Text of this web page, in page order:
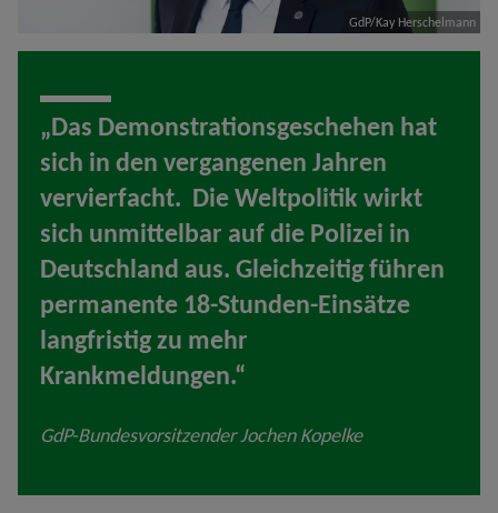
GdP/Kay Herschelmann
„Das Demonstrationsgeschehen hat
sich in den vergangenen Jahren
vervierfacht. Die Weltpolitik wirkt
sich unmittelbar auf die Polizei in
Deutschland aus. Gleichzeitig führen
permanente 18-Stunden-Einsätze
langfristig zu mehr
Krankmeldungen.“
GdP-Bundesvorsitzender Jochen Kopelke